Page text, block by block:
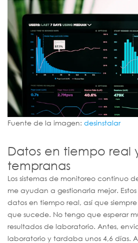
Fuente de la imagen: desinstalar
Datos en tiempo real
tempranas
Los sistemas de monitoreo continuo
me ayudan a gestionarla mejor.
datos en tiempo real, así que
que sucede. No tengo que esperar
resultados de laboratorio. Antes,
laboratorio y tardaba unos 4,6 días.